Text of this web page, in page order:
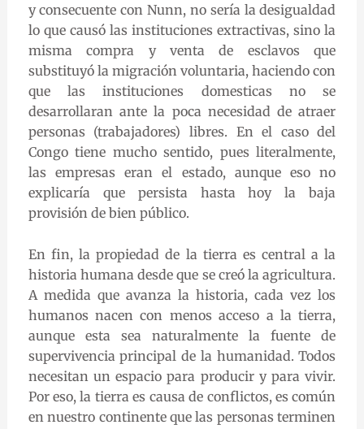
y consecuente con Nunn, no sería la desigualdad
lo que causó las instituciones extractivas, sino la
misma compra y venta de esclavos que
substituyó la migración voluntaria, haciendo con
que las instituciones domesticas no se
desarrollaran ante la poca necesidad de atraer
personas (trabajadores) libres. En el caso del
Congo tiene mucho sentido, pues literalmente,
las empresas eran el estado, aunque eso no
explicaría que persista hasta hoy la baja
provisión de bien público.
En fin, la propiedad de la tierra es central a la
historia humana desde que se creó la agricultura.
A medida que avanza la historia, cada vez los
humanos nacen con menos acceso a la tierra,
aunque esta sea naturalmente la fuente de
supervivencia principal de la humanidad. Todos
necesitan un espacio para producir y para vivir.
Por eso, la tierra es causa de conflictos, es común
en nuestro continente que las personas terminen